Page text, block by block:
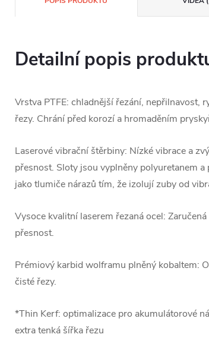
Detailní popis
Vrstva PTFE: chladnější řezání, nepřilnavost,
řezy. Chrání před korozí a hromaděním
Laserové vibrační štěrbiny: Nízké vibrace a
přesnost. Sloty jsou vyplněny polyuretanem a
jako tlumiče nárazů tím, že izolují zuby od
Vysoce kvalitní laserem řezaná ocel: Zaručená
přesnost.
Prémiový karbid wolframu plněný kobaltem:
čisté řezy.
*Thin Kerf: optimalizace pro akumulátorové
extra tenká šířka řezu